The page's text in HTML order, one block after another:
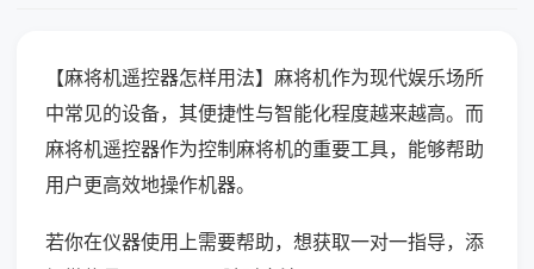
【麻将机遥控器怎样用法】麻将机作为现代娱乐场所
中常见的设备，其便捷性与智能化程度越来越高。而
麻将机遥控器作为控制麻将机的重要工具，能够帮助
用户更高效地操作机器。
若你在仪器使用上需要帮助，想获取一对一指导，添